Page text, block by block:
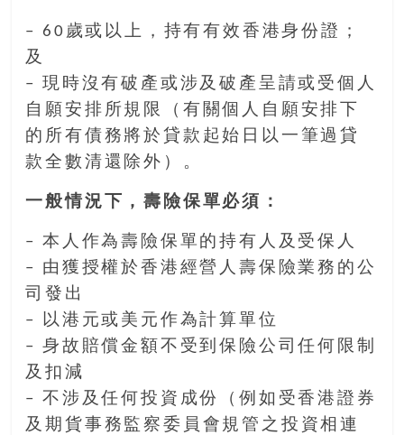
– 60歲或以上，持有有效香港身份證；
及
– 現時沒有破產或涉及破產呈請或受個人
自願安排所規限（有關個人自願安排下
的所有債務將於貸款起始日以一筆過貸
款全數清還除外）。
一般情況下，壽險保單必須：
– 本人作為壽險保單的持有人及受保人
– 由獲授權於香港經營人壽保險業務的公
司發出
– 以港元或美元作為計算單位
– 身故賠償金額不受到保險公司任何限制
及扣減
– 不涉及任何投資成份（例如受香港證券
及期貨事務監察委員會規管之投資相連